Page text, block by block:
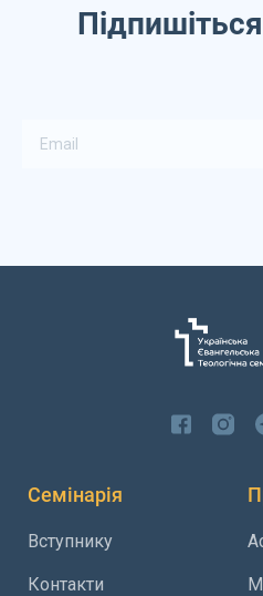
Семінарія
Вступнику
Контакти